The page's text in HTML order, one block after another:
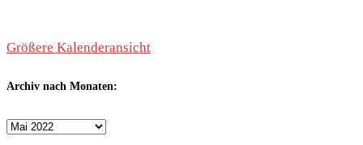
Größere Kalenderansicht
Archiv nach Monaten:
Archiv